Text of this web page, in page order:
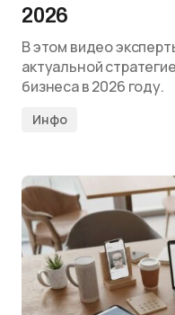
2026
В этом видео
актуальной
бизнеса в 2026 году.
Инфо